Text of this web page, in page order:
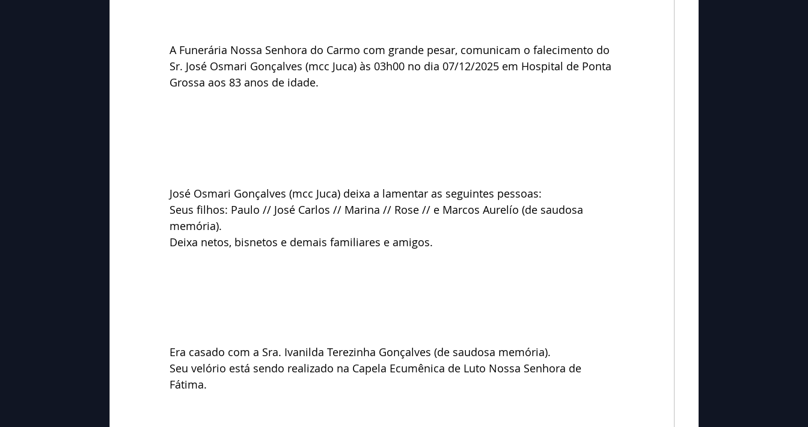
A Funerária Nossa Senhora do Carmo com grande pesar, comunicam o falecimento do
Sr. José Osmari Gonçalves (mcc Juca) às 03h00 no dia 07/12/2025 em Hospital de Ponta
Grossa aos 83 anos de idade.
José Osmari Gonçalves (mcc Juca) deixa a lamentar as seguintes pessoas:
Seus filhos: Paulo // José Carlos // Marina // Rose // e Marcos Aurelío (de saudosa
memória).
Deixa netos, bisnetos e demais familiares e amigos.
Era casado com a Sra. Ivanilda Terezinha Gonçalves (de saudosa memória).
Seu velório está sendo realizado na Capela Ecumênica de Luto Nossa Senhora de
Fátima.